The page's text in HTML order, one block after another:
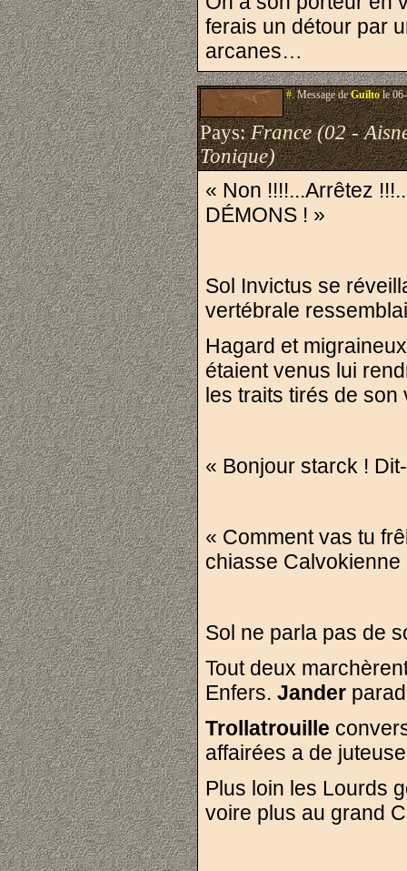
ferais un détour par
arcanes…
#.Message deGuiltole
Pays:France (02 -
Tonique)
« Non !!!!...Arrêtez
DÉMONS ! »
Sol Invictus se
vertébrale
Hagard et
étaient venus lui
les traits tirés de
« Bonjour starck !
« Comment vas tu
chiasse
Sol ne parla pas de
Tout deux
Enfers. Jander
Trollatrouille
affairées a de
Plus loin les Lourds
voire plus au grand